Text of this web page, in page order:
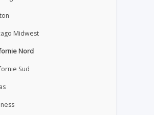
Midwest
Nord
Sud